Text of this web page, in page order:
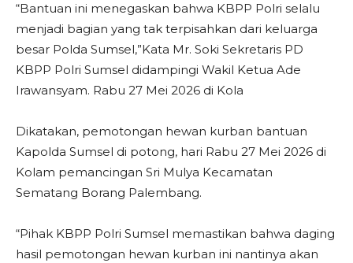
“Bantuan ini menegaskan bahwa KBPP Polri selalu
menjadi bagian yang tak terpisahkan dari keluarga
besar Polda Sumsel,”Kata Mr. Soki Sekretaris PD
KBPP Polri Sumsel didampingi Wakil Ketua Ade
Irawansyam. Rabu 27 Mei 2026 di Kola
Dikatakan, pemotongan hewan kurban bantuan
Kapolda Sumsel di potong, hari Rabu 27 Mei 2026 di
Kolam pemancingan Sri Mulya Kecamatan
Sematang Borang Palembang.
“Pihak KBPP Polri Sumsel memastikan bahwa daging
hasil pemotongan hewan kurban ini nantinya akan